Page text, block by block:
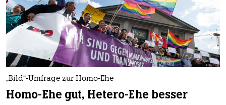
„Bild“-Umfrage zur Homo-Ehe
Homo-Ehe gut, Hetero-Ehe besser